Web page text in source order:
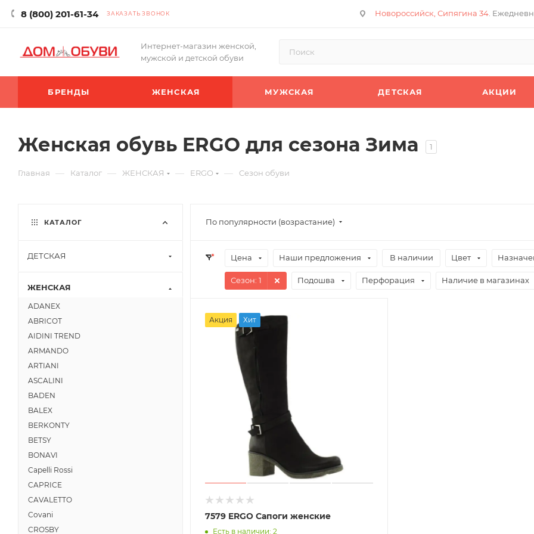
8 (800) 201-61-34 ЗАКАЗАТЬ ЗВОНОК Новороссийск, Сипягина 34.
Интернет-магазин женской,
мужской и детской обуви
БРЕНДЫ ЖЕНСКАЯ МУЖСКАЯ ДЕТСКАЯ АКЦИИ
Женская обувь ERGO для сезона Зима 1
Главная — Каталог — ЖЕНСКАЯ — ERGO — Cезон обуви
По популярности (возрастание)
Цена Наши предложения В наличии Цвет
Сезон: 1 Подошва Перфорация Наличие в магазинах
Акция Хит
7579 ERGO Сапоги женские
Есть в наличии: 2
КАТАЛОГ
ДЕТСКАЯ
ЖЕНСКАЯ
ADANEX
ABRICOT
AIDINI TREND
ARMANDO
ARTIANI
ASCALINI
BADEN
BALEX
BERKONTY
BETSY
BONAVI
Capelli Rossi
CAPRICE
CAVALETTO
Covani
CROSBY